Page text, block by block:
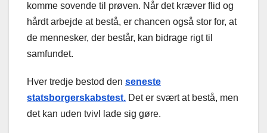
komme sovende til prøven. Når det kræver flid og
hårdt arbejde at bestå, er chancen også stor for, at
de mennesker, der består, kan bidrage rigt til
samfundet.
Hver tredje bestod den seneste
statsborgerskabstest. Det er svært at bestå, men
det kan uden tvivl lade sig gøre.